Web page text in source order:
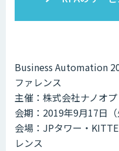
Business Automation
ファレンス
主催：株式会社ナノオ
会期：2019年9月17日（
会場：JPタワー・
レンス